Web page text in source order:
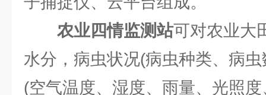
农业四情监测站可对农业大
水分，病虫状况(病虫种类、病
(空气温度、湿度、雨量、光照